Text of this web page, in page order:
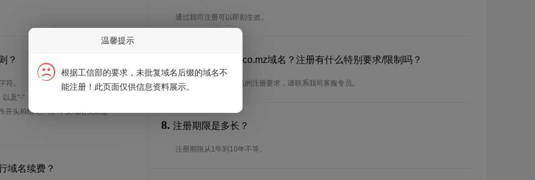
？
符。
及"-"（英文中的连词号，即中横
开头和结尾。注*中文域名实际是
域名续费？
通过我司注册可以即刻生效。
谁可以注册 .mz/.co.mz域名？注册有什么特别要求/限制吗？
想了解.mz/.co.mz域名的注册要求，请联系我司客服专员。
8. 注册期限是多长？
注册期限从1年到10年不等。
温馨提示
根据工信部的要求，未批复域名后缀的域名不
能注册！此页面仅供信息资料展示。